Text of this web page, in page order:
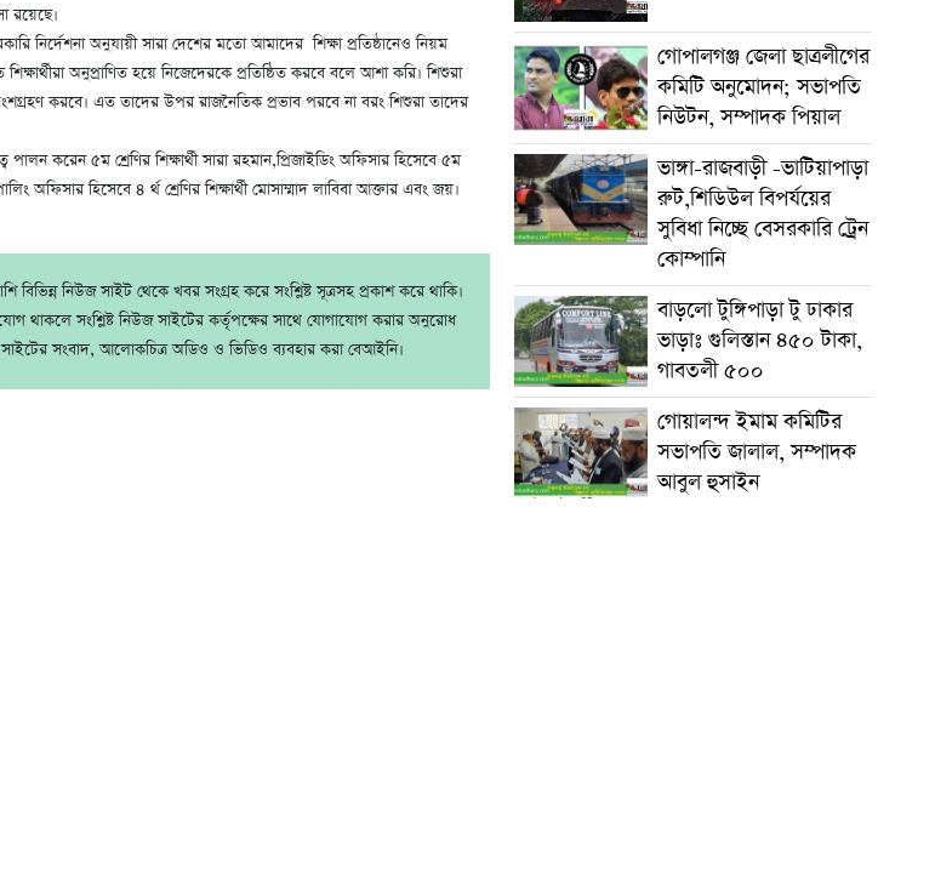
রয়েছে।
নির্দেশনা অনুযায়ী সারা দেশের মতো আমাদের শিক্ষা প্রতিষ্ঠানেও নিয়ম
অনুপ্রাণিত হয়ে নিজেদেরকে প্রতিষ্ঠিত করবে বলে আশা করি। শিশুরা
করবে। এত তাদের উপর রাজনৈতিক প্রভাব পরবে না বরং শিশুরা তাদের
পালন করেন ৫ম শ্রেণির শিক্ষার্থী সারা রহমান,প্রিজাইডিং অফিসার হিসেবে ৫ম
অফিসার হিসেবে ৪ র্থ শ্রেণির শিক্ষার্থী মোসাম্মাদ লাবিবা আক্তার এবং জয়।
বিভিন্ন নিউজ সাইট থেকে খবর সংগ্রহ করে সংশ্লিষ্ট সূত্রসহ প্রকাশ করে থাকি।
থাকলে সংশ্লিষ্ট নিউজ সাইটের কর্তৃপক্ষের সাথে যোগাযোগ করার অনুরোধ
সংবাদ, আলোকচিত্র অডিও ও ভিডিও ব্যবহার করা বেআইনি।
গোপালগঞ্জ জেলা ছাত্রলীগের
কমিটি অনুমোদন; সভাপতি
নিউটন, সম্পাদক পিয়াল
ভাঙ্গা-রাজবাড়ী -ভাটিয়াপাড়া
রুট,শিডিউল বিপর্যয়ের
সুবিধা নিচ্ছে বেসরকারি ট্রেন
কোম্পানি
বাড়লো টুঙ্গিপাড়া টু ঢাকার
ভাড়াঃ গুলিস্তান ৪৫০ টাকা,
গাবতলী ৫০০
গোয়ালন্দ ইমাম কমিটির
সভাপতি জালাল, সম্পাদক
আবুল হুসাইন